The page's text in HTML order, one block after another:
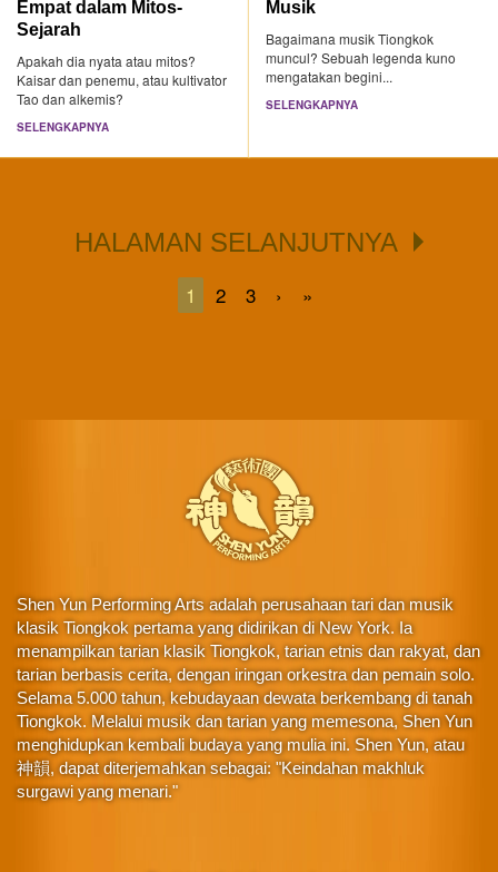
Empat dalam Mitos-
Sejarah
Apakah dia nyata atau mitos?
Kaisar dan penemu, atau kultivator
Tao dan alkemis?
SELENGKAPNYA
Musik
Bagaimana musik Tiongkok
muncul? Sebuah legenda kuno
mengatakan begini...
SELENGKAPNYA
HALAMAN SELANJUTNYA
1 2 3 › »
Shen Yun Performing Arts adalah perusahaan tari dan musik
klasik Tiongkok pertama yang didirikan di New York. Ia
menampilkan tarian klasik Tiongkok, tarian etnis dan rakyat, dan
tarian berbasis cerita, dengan iringan orkestra dan pemain solo.
Selama 5.000 tahun, kebudayaan dewata berkembang di tanah
Tiongkok. Melalui musik dan tarian yang memesona, Shen Yun
menghidupkan kembali budaya yang mulia ini. Shen Yun, atau
神韻, dapat diterjemahkan sebagai: "Keindahan makhluk
surgawi yang menari."